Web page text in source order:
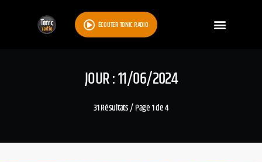
ÉCOUTER TONIC RADIO
JOUR : 11/06/2024
31 Résultats / Page 1 de 4